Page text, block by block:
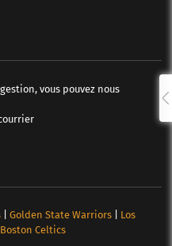
vous pouvez nous
| Golden State Warriors| Los
Boston Celtics